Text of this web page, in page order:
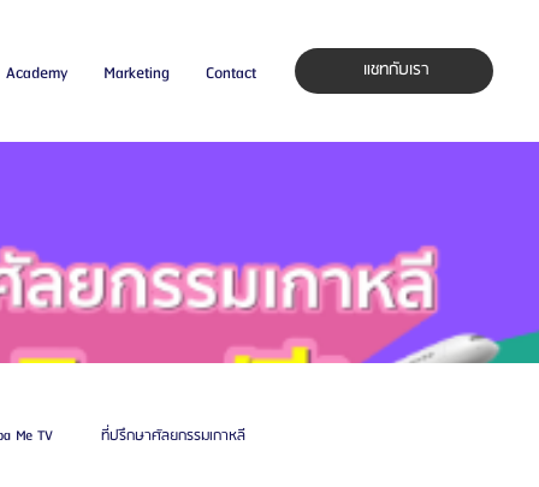
Academy Marketing Contact แชทกับเรา
Me TV ที่ปรึกษาศัลยกรรมเกาหลี